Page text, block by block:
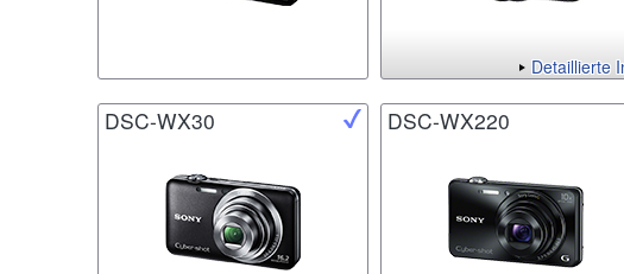
Detaillierte
DSC-WX30 DSC-WX220